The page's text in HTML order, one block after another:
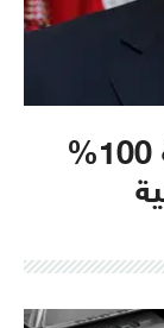
ترمب يتوعد برسوم جمركية 100%